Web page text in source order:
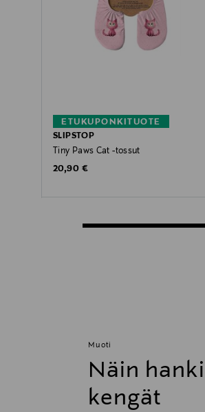
ETUKUPONKITUOTE
SLIPSTOP
Tiny Paws Cat -tossut
Original Price
20,90 €
Muoti
Näin
kengät